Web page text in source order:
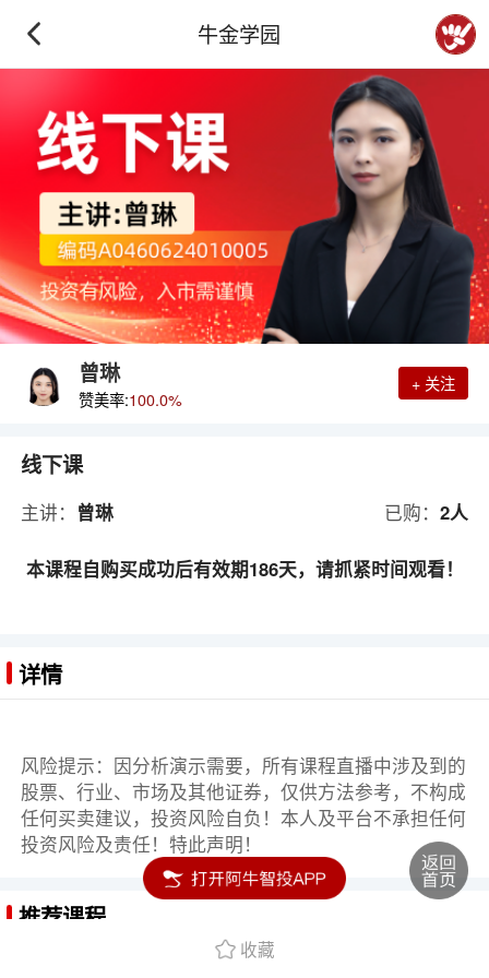
牛金学园
曾琳
赞美率:100.0%
+ 关注
线下课
主讲： 曾琳 已购： 2人
本课程自购买成功后有效期186天，请抓紧时间观看！
详情
风险提示：因分析演示需要，所有课程直播中涉及到的
股票、行业、市场及其他证券，仅供方法参考，不构成
任何买卖建议，投资风险自负！本人及平台不承担任何
投资风险及责任！特此声明！
推荐课程
收藏